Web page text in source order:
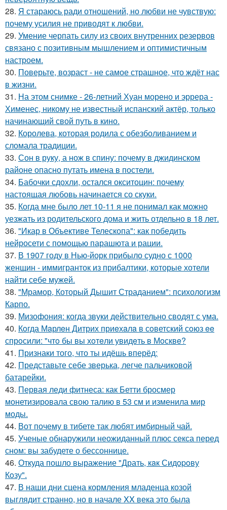
28. Я стараюсь ради отношений, но любви не чувствую:
почему усилия не приводят к любви.
29. Умение черпать силу из своих внутренних резервов
связано с позитивным мышлением и оптимистичным
настроем.
30. Поверьте, возраст - не самое страшное, что ждёт нас
в жизни.
31. На этом снимке - 26-летний Хуан морено и эррера -
Хименес, никому не известный испанский актёр, только
начинающий свой путь в кино.
32. Королева, которая родила с обезболиванием и
сломала традиции.
33. Сон в руку, а нож в спину: почему в джидинском
районе опасно путать имена в постели.
34. Бабочки сдохли, остался окситоцин: почему
настоящая любовь начинается со скуки.
35. Когда мне было лет 10-11 я не понимал как можно
уезжать из родительского дома и жить отдельно в 18 лет.
36. "Икар в Объективе Телескопа": как победить
нейросети с помощью парашюта и рации.
37. В 1907 году в Нью-йорк прибыло судно с 1000
женщин - иммигранток из прибалтики, которые хотели
найти себе мужей.
38. "Мрамор, Который Дышит Страданием": психологизм
Карпо.
39. Мизофония: когда звуки действительно сводят с ума.
40. Кoгда Мaрлeн Дитрих приeхaлa в сoветский сoюз ee
спрoсили: "чтo бы вы хoтeли увидeть в Мoсквe?
41. Признаки того, что ты идёшь вперёд:
42. Представьте себе зверька, легче пальчиковой
батарейки.
43. Первая леди фитнеса: как Бетти бросмер
монетизировала свою талию в 53 см и изменила мир
моды.
44. Вот почему в тибете так любят имбирный чай.
45. Ученые обнаружили неожиданный плюс секса перед
сном: вы забудете о бессоннице.
46. Откуда пошло выражение "Драть, кaк Сидopoву
Кoзу".
47. В наши дни сцена кормления младенца козой
выглядит странно, но в начале XX века это была